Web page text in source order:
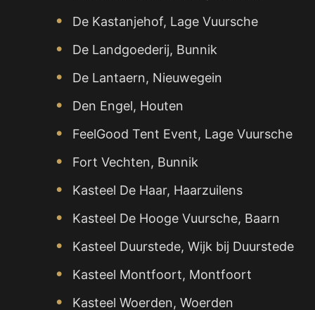
De Kastanjehof, Lage Vuursche
De Landgoederij, Bunnik
De Lantaern, Nieuwegein
Den Engel, Houten
FeelGood Tent Event, Lage Vuursche
Fort Vechten, Bunnik
Kasteel De Haar, Haarzuilens
Kasteel De Hooge Vuursche, Baarn
Kasteel Duurstede, Wijk bij Duurstede
Kasteel Montfoort, Montfoort
Kasteel Woerden, Woerden